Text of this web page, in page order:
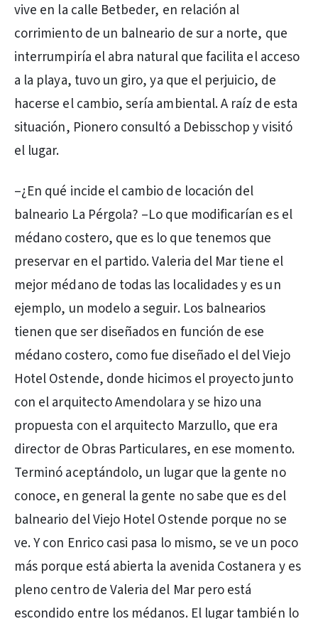
vive en la calle Betbeder, en relación al
corrimiento de un balneario de sur a norte, que
interrumpiría el abra natural que facilita el acceso
a la playa, tuvo un giro, ya que el perjuicio, de
hacerse el cambio, sería ambiental. A raíz de esta
situación, Pionero consultó a Debisschop y visitó
el lugar.
–¿En qué incide el cambio de locación del
balneario La Pérgola? –Lo que modificarían es el
médano costero, que es lo que tenemos que
preservar en el partido. Valeria del Mar tiene el
mejor médano de todas las localidades y es un
ejemplo, un modelo a seguir. Los balnearios
tienen que ser diseñados en función de ese
médano costero, como fue diseñado el del Viejo
Hotel Ostende, donde hicimos el proyecto junto
con el arquitecto Amendolara y se hizo una
propuesta con el arquitecto Marzullo, que era
director de Obras Particulares, en ese momento.
Terminó aceptándolo, un lugar que la gente no
conoce, en general la gente no sabe que es del
balneario del Viejo Hotel Ostende porque no se
ve. Y con Enrico casi pasa lo mismo, se ve un poco
más porque está abierta la avenida Costanera y es
pleno centro de Valeria del Mar pero está
escondido entre los médanos. El lugar también lo